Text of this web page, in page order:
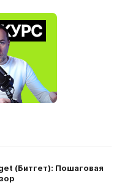
(Битгет): Пошаговая